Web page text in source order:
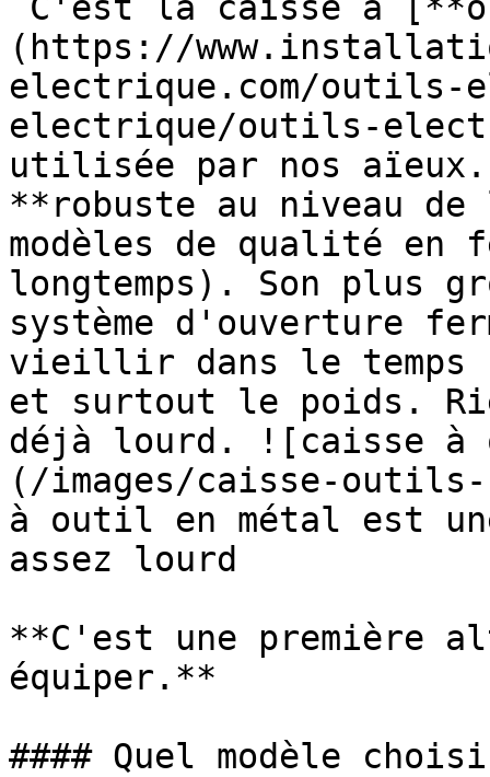
(https://
electrique.com/
electrique/outils-
utilisée par nos
**robuste au niveau
modèles de qualité
longtemps). Son plus
système d'ouverture
vieillir dans le temps
et surtout le poids.
déjà lourd. ![caisse
(/images/caisse-
à outil en métal est
assez lourd
**C'est une première
équiper.**
#### Quel modèle